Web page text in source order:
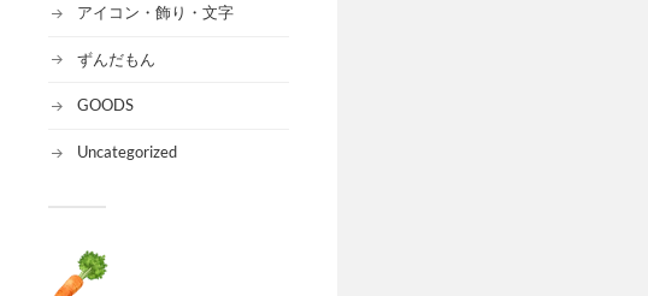
アイコン・飾り・文字
ずんだもん
GOODS
Uncategorized